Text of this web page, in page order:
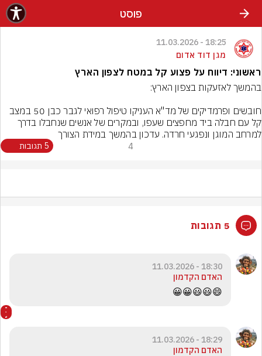
פוסט
18:25 - 11.03.2026
מגן דוד אדום
ראשוני: דיווח על פצוע קל במטח לצפון הארץ
למרחב המוגן ונפגעי חרדה. עדכון בהמשך במידת הצורך
4 5 תגובות
5 תגובות
18:30 - 11.03.2026
האדם הקדמון
😄😃😃😀😀
18:29 - 11.03.2026
האדם הקדמון